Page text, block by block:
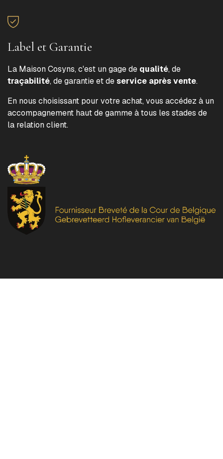
Label et Garantie
La Maison Cosyns, c'est un gage de qualité, de
traçabilité, de garantie et deservice après vente.
En nous choisissant pour votre achat, vous accédez à un
accompagnement haut de gamme à tous les stades de
la relation client.